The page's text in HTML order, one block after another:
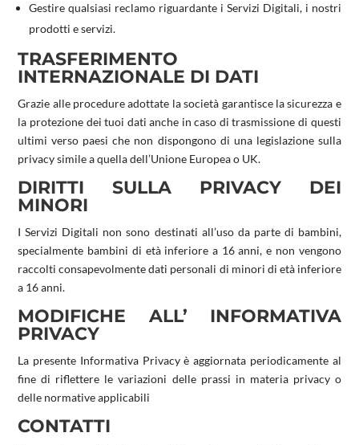
Gestire qualsiasi reclamo riguardante i Servizi Digitali, i nostri
prodotti e servizi.
TRASFERIMENTO
INTERNAZIONALE DI DATI
Grazie alle procedure adottate la società garantisce la sicurezza e
la protezione dei tuoi dati anche in caso di trasmissione di questi
ultimi verso paesi che non dispongono di una legislazione sulla
privacy simile a quella dell’Unione Europea o UK.
DIRITTI SULLA PRIVACY DEI
MINORI
I Servizi Digitali non sono destinati all’uso da parte di bambini,
specialmente bambini di età inferiore a 16 anni, e non vengono
raccolti consapevolmente dati personali di minori di età inferiore
a 16 anni.
MODIFICHE ALL’ INFORMATIVA
PRIVACY
La presente Informativa Privacy è aggiornata periodicamente al
fine di riflettere le variazioni delle prassi in materia privacy o
delle normative applicabili
CONTATTI